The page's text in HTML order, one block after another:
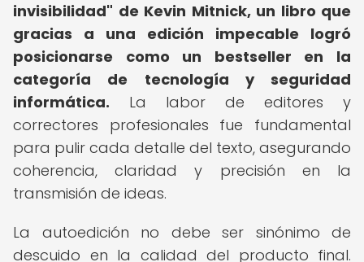
invisibilidad" de Kevin Mitnick, un libro que
gracias a una edición impecable logró
posicionarse como un bestseller en la
categoría de tecnología y seguridad
informática. La labor de editores y
correctores profesionales fue fundamental
para pulir cada detalle del texto, asegurando
coherencia, claridad y precisión en la
transmisión de ideas.
La autoedición no debe ser sinónimo de
descuido en la calidad del producto final.